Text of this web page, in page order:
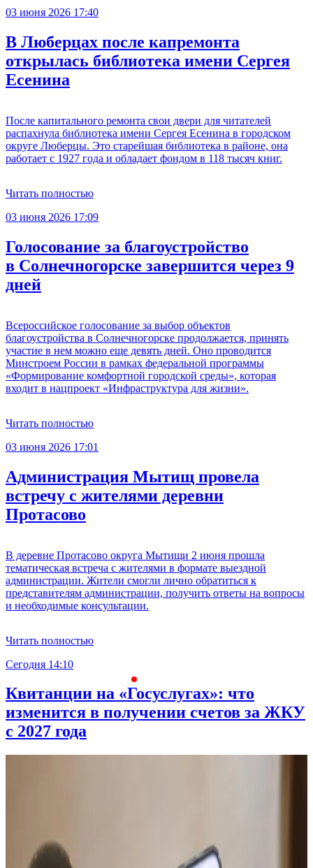
03 июня 2026 17:40
В Люберцах после капремонта
открылась библиотека имени Сергея
Есенина
После капитального ремонта свои двери для читателей
распахнула библиотека имени Сергея Есенина в городском
округе Люберцы. Это старейшая библиотека в районе, она
работает с 1927 года и обладает фондом в 118 тысяч книг.
Читать полностью
03 июня 2026 17:09
Голосование за благоустройство
в Солнечногорске завершится через 9
дней
Всероссийское голосование за выбор объектов
благоустройства в Солнечногорске продолжается, принять
участие в нем можно еще девять дней. Оно проводится
Минстроем России в рамках федеральной программы
«Формирование комфортной городской среды», которая
входит в нацпроект «Инфраструктура для жизни».
Читать полностью
03 июня 2026 17:01
Администрация Мытищ провела
встречу с жителями деревни
Протасово
В деревне Протасово округа Мытищи 2 июня прошла
тематическая встреча с жителями в формате выездной
администрации. Жители смогли лично обратиться к
представителям администрации, получить ответы на вопросы
и необходимые консультации.
Читать полностью
Сегодня 14:10
Квитанции на «Госуслугах»: что
изменится в получении счетов за ЖКУ
с 2027 года